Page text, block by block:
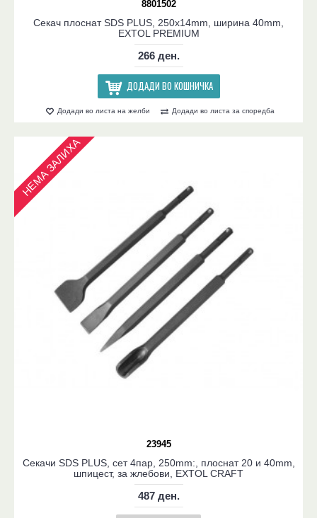
8801502
Секач плоснат SDS PLUS, 250x14mm, ширина 40mm,
EXTOL PREMIUM
266 ден.
ДОДАДИ ВО КОШНИЧКА
Додади во листа на желби Додади во листа за споредба
23945
НЕМА ЗАЛИХА
Секачи SDS PLUS, сет 4пар, 250mm:, плоснат 20 и 40mm,
шпицест, за жлебови, EXTOL CRAFT
487 ден.